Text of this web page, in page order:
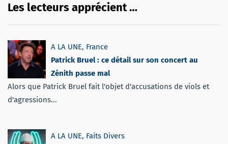
Les lecteurs apprécient …
A LA UNE, France
Patrick Bruel : ce détail sur son concert au
Zénith passe mal
Alors que Patrick Bruel fait l'objet d'accusations de viols et
d'agressions...
A LA UNE, Faits Divers